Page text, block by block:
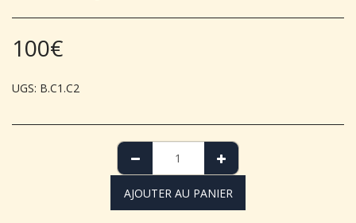
100€
UGS: B.C1.C2
AJOUTER AU PANIER